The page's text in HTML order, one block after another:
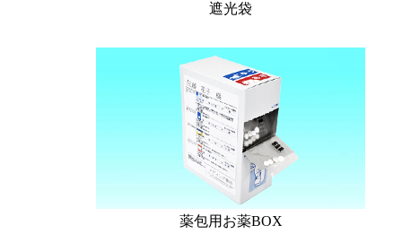
遮光袋
薬包用お薬BOX